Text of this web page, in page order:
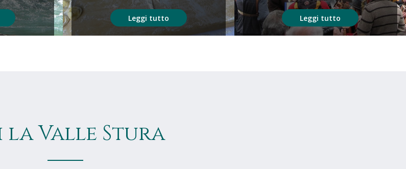
Leggi tutto Leggi tutto
la Valle Stura